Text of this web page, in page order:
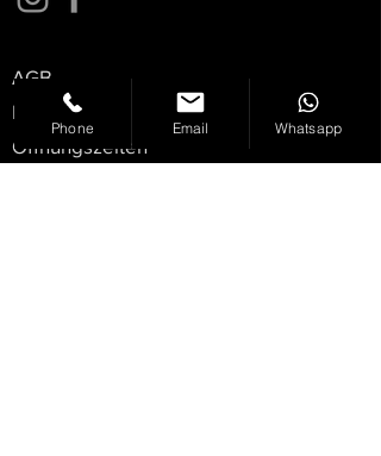
AGB
Datenschutz
Öffnungszeiten
Phone Email Whatsapp